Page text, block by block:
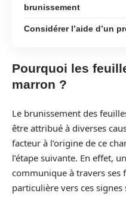
brunissement
Considérer l’aide d’un
Pourquoi les
marron ?
Le brunissement des
être attribué à diverses
facteur à l’origine de ce
l’étape suivante. En effet,
communique à travers ses
particulière vers ces signes